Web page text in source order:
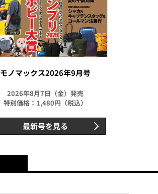
モノマックス2026年9月号
2026年8月7日（金）発売
特別価格：1,480円（税込）
最新号を見る